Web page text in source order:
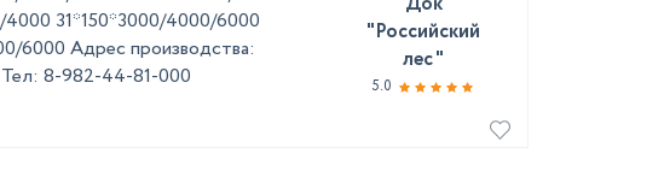
31*150*3000/4000/6000
6000 Адрес производства:
Тел: 8-982-44-81-000
"Российский
лес "
5.0